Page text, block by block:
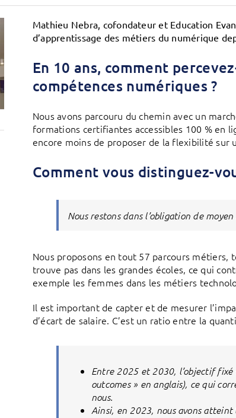
Mathieu Nebra, cofondateur et Education
d’apprentissage des métiers du numérique
En 10 ans, comment
compétences numériques ?
Nous avons parcouru du chemin avec un
formations certifiantes accessibles 100 % en
encore moins de proposer de la flexibilité sur
Comment vous distinguez-
Nous restons dans l’obligation de
Nous proposons en tout 57 parcours métiers,
trouve pas dans les grandes écoles, ce qui
exemple les femmes dans les métiers
Il est important de capter et de mesurer
d’écart de salaire. C’est un ratio entre la
Entre 2025 et 2030, l’objectif fixé
outcomes » en anglais), ce qui
nous.
Ainsi, en 2023, nous avons